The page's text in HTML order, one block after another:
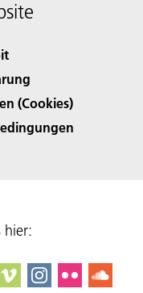
(Cookies)
hier: